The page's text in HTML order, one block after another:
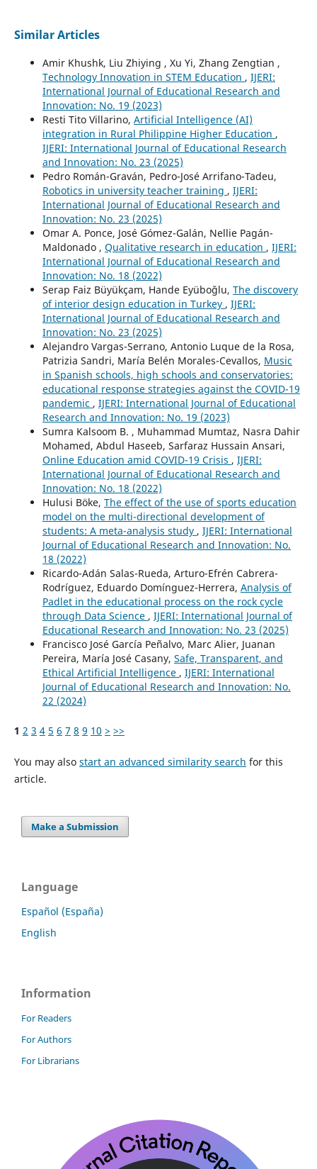
Similar Articles
Amir Khushk, Liu Zhiying , Xu Yi, Zhang Zengtian ,
Technology Innovation in STEM Education , IJERI:
International Journal of Educational Research and
Innovation: No. 19 (2023)
Resti Tito Villarino, Artificial Intelligence (AI)
integration in Rural Philippine Higher Education ,
IJERI: International Journal of Educational Research
and Innovation: No. 23 (2025)
Pedro Román-Graván, Pedro-José Arrifano-Tadeu,
Robotics in university teacher training , IJERI:
International Journal of Educational Research and
Innovation: No. 23 (2025)
Omar A. Ponce, José Gómez-Galán, Nellie Pagán-
Maldonado , Qualitative research in education , IJERI:
International Journal of Educational Research and
Innovation: No. 18 (2022)
Serap Faiz Büyükçam, Hande Eyüboğlu, The discovery
of interior design education in Turkey , IJERI:
International Journal of Educational Research and
Innovation: No. 23 (2025)
Alejandro Vargas-Serrano, Antonio Luque de la Rosa,
Patrizia Sandri, María Belén Morales-Cevallos, Music
in Spanish schools, high schools and conservatories:
educational response strategies against the COVID-19
pandemic , IJERI: International Journal of Educational
Research and Innovation: No. 19 (2023)
Sumra Kalsoom B. , Muhammad Mumtaz, Nasra Dahir
Mohamed, Abdul Haseeb, Sarfaraz Hussain Ansari,
Online Education amid COVID-19 Crisis , IJERI:
International Journal of Educational Research and
Innovation: No. 18 (2022)
Hulusi Böke, The effect of the use of sports education
model on the multi-directional development of
students: A meta-analysis study , IJERI: International
Journal of Educational Research and Innovation: No.
18 (2022)
Ricardo-Adán Salas-Rueda, Arturo-Efrén Cabrera-
Rodríguez, Eduardo Domínguez-Herrera, Analysis of
Padlet in the educational process on the rock cycle
through Data Science , IJERI: International Journal of
Educational Research and Innovation: No. 23 (2025)
Francisco José García Peñalvo, Marc Alier, Juanan
Pereira, María José Casany, Safe, Transparent, and
Ethical Artificial Intelligence , IJERI: International
Journal of Educational Research and Innovation: No.
22 (2024)
1 2 3 4 5 6 7 8 9 10 > >>
You may also start an advanced similarity search for this
article.
Make a Submission
Language
Español (España)
English
Information
For Readers
For Authors
For Librarians